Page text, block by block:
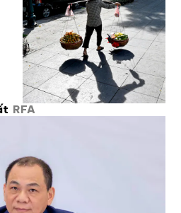
RFA